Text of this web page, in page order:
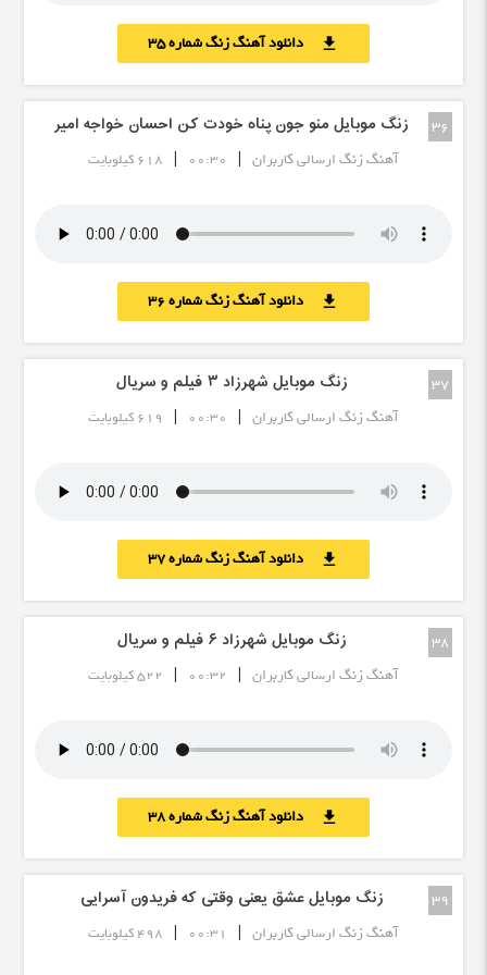
download دانلود آهنگ زنگ شماره 35
36 زنگ موبایل منو جون پناه خودت کن احسان خواجه امیر
آهنگ زنگ ارسالی کاربران |
00:30
| 618 کیلوبایت
download دانلود آهنگ زنگ شماره 36
37 زنگ موبایل شهرزاد ٣ فیلم و سریال
آهنگ زنگ ارسالی کاربران |
00:30
| 619 کیلوبایت
download دانلود آهنگ زنگ شماره 37
38 زنگ موبایل شهرزاد ۶ فیلم و سریال
آهنگ زنگ ارسالی کاربران |
00:32
| 522 کیلوبایت
download دانلود آهنگ زنگ شماره 38
39 زنگ موبایل عشق یعنی وقتی که فریدون آسرایی
آهنگ زنگ ارسالی کاربران |
00:31
| 498 کیلوبایت